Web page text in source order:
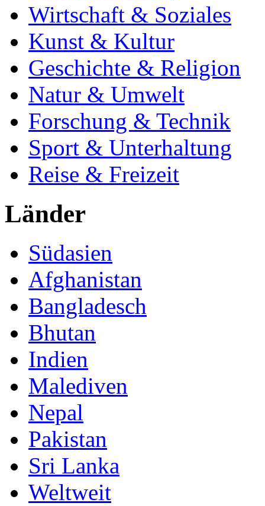
Wirtschaft & Soziales
Kunst & Kultur
Geschichte & Religion
Natur & Umwelt
Forschung & Technik
Sport & Unterhaltung
Reise & Freizeit
Länder
Südasien
Afghanistan
Bangladesch
Bhutan
Indien
Malediven
Nepal
Pakistan
Sri Lanka
Weltweit